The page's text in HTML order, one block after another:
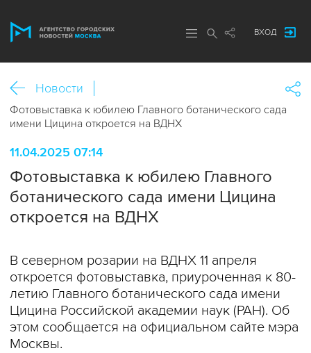
ВХОД
Новости
Фотовыставка к юбилею Главного ботанического сада
имени Цицина откроется на ВДНХ
11.04.2025 07:14
Фотовыставка к юбилею Главного
ботанического сада имени Цицина
откроется на ВДНХ
В северном розарии на ВДНХ 11 апреля
откроется фотовыставка, приуроченная к 80-
летию Главного ботанического сада имени
Цицина Российской академии наук (РАН). Об
этом сообщается на официальном сайте мэра
Москвы.